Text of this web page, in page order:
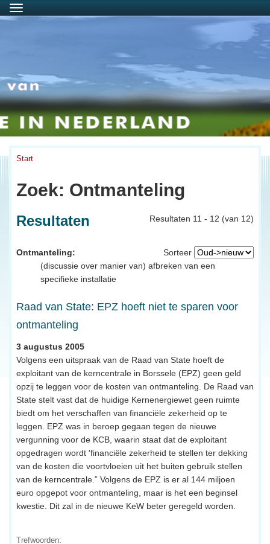
Menu
Start
Zoek: Ontmanteling
Resultaten 11 - 12 (van 12)
Resultaten
Sorteer
Ontmanteling:
(discussie over manier van) afbreken van een
specifieke installatie
Raad van State: EPZ hoeft niet te sparen voor
ontmanteling
3 augustus 2005
Volgens een uitspraak van de Raad van State hoeft de
exploitant van de kerncentrale in Borssele (EPZ) geen geld
opzij te leggen voor de kosten van ontmanteling. De Raad van
State stelt vast dat de huidige Kernenergiewet geen ruimte
biedt om het verschaffen van financiële zekerheid op te
leggen. EPZ was in beroep gegaan tegen de nieuwe
vergunning voor de KCB, waarin staat dat de exploitant
opgedragen wordt 'financiële zekerheid te stellen ter dekking
van de kosten die voortvloeien uit het buiten gebruik stellen
van de kerncentrale.” Volgens de EPZ is er al 144 miljoen
euro opgepot voor ontmanteling, maar is het een beginsel
kwestie. Dit zal in de nieuwe KeW beter geregeld worden.
Trefwoorden: